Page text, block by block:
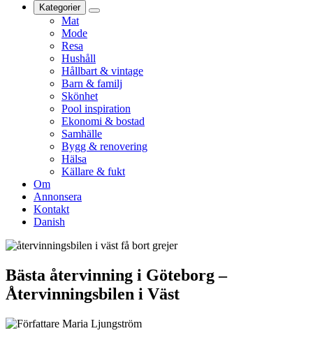
Kategorier
Mat
Mode
Resa
Hushåll
Hållbart & vintage
Barn & familj
Skönhet
Pool inspiration
Ekonomi & bostad
Samhälle
Bygg & renovering
Hälsa
Källare & fukt
Om
Annonsera
Kontakt
Danish
Bästa återvinning i Göteborg –
Återvinningsbilen i Väst